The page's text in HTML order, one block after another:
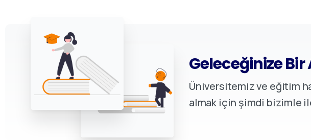
Geleceğinize Bir
Üniversitemiz ve eğitim
almak için şimdi bizimle